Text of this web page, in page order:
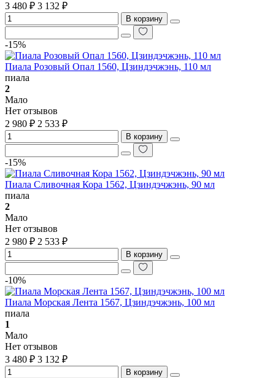
3 480 ₽ 3 132 ₽
В корзину
-15%
Пиала Розовый Опал 1560, Цзиндэчжэнь, 110 мл
пиала
2
Мало
Нет отзывов
2 980 ₽ 2 533 ₽
В корзину
-15%
Пиала Сливочная Кора 1562, Цзиндэчжэнь, 90 мл
пиала
2
Мало
Нет отзывов
2 980 ₽ 2 533 ₽
В корзину
-10%
Пиала Морская Лента 1567, Цзиндэчжэнь, 100 мл
пиала
1
Мало
Нет отзывов
3 480 ₽ 3 132 ₽
В корзину